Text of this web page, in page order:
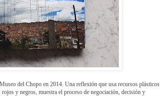
del Chopo en 2014. Una reflexión que usa recursos plásticos
y negros, muestra el proceso de negociación, decisión y